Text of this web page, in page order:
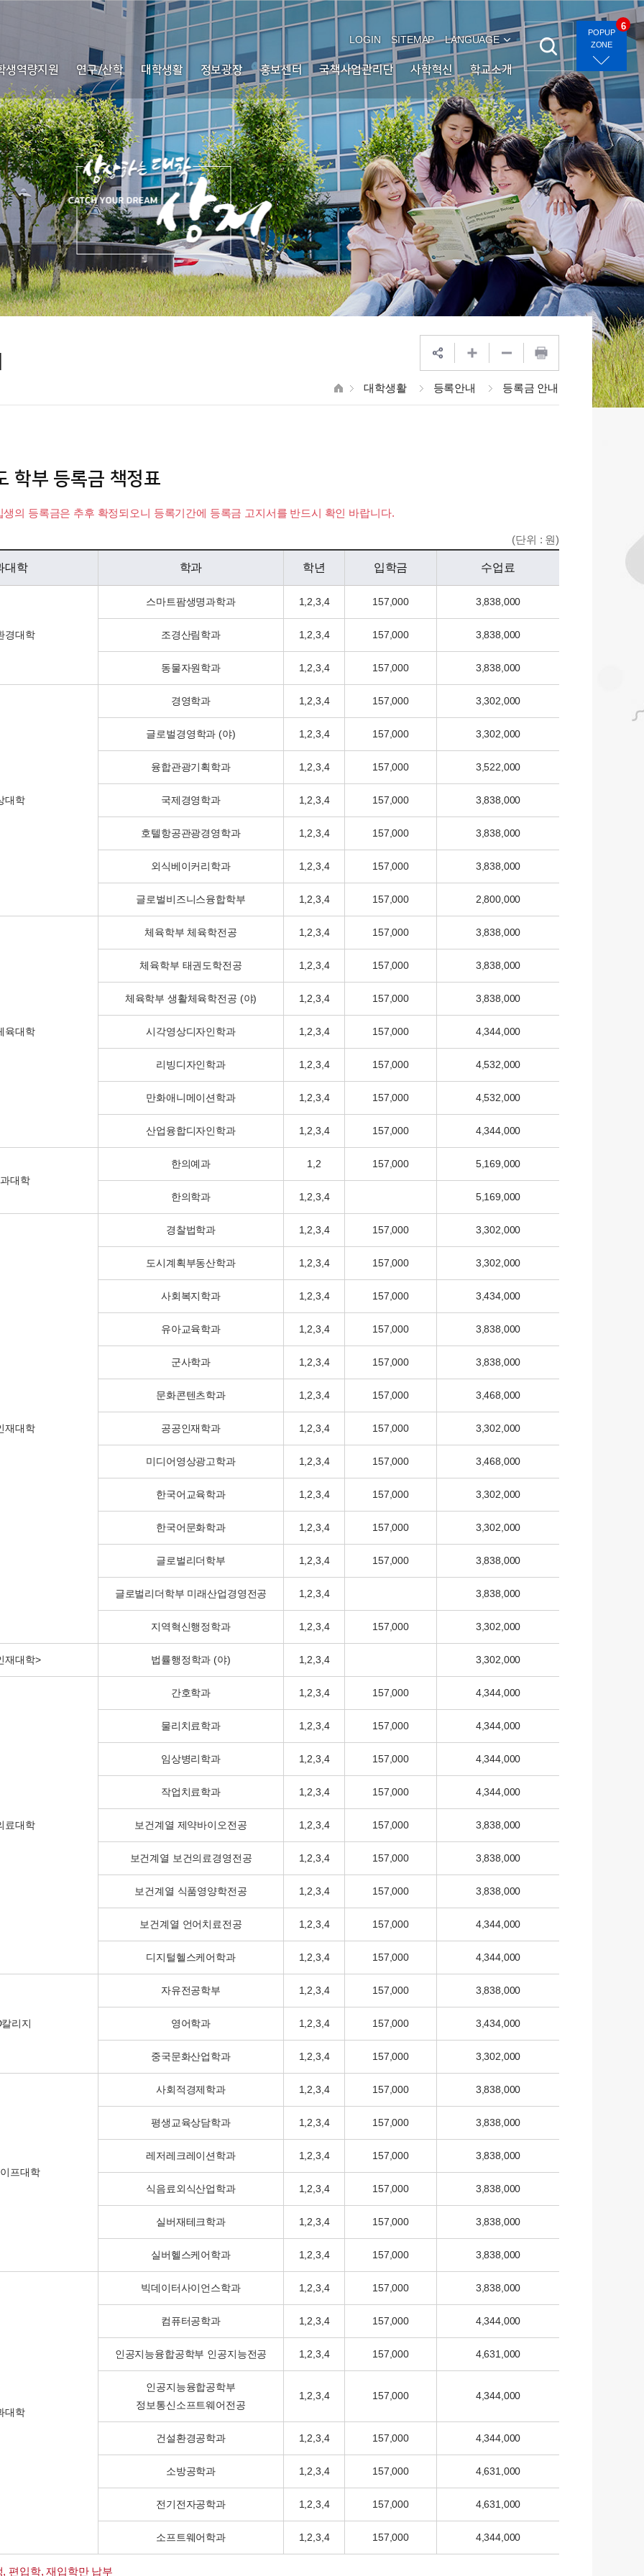
POPUP
ZONE
6
LOGIN SITEMAP LANGUAGE
생역량지원 연구/산학 대학생활 정보광장 홍보센터 국책사업관리단 사학혁신 학교소개
대학생활 등록안내 등록금 안내
학부 등록금 책정표
생의 등록금은 추후 확정되오니 등록기간에 등록금 고지서를 반드시 확인 바랍니다.
(단위 : 원)
대학 학과 학년 입학금 수업료
경대학
스마트팜생명과학과 1,2,3,4 157,000 3,838,000
조경산림학과 1,2,3,4 157,000 3,838,000
동물자원학과 1,2,3,4 157,000 3,838,000
대학
경영학과 1,2,3,4 157,000 3,302,000
글로벌경영학과 (야) 1,2,3,4 157,000 3,302,000
융합관광기획학과 1,2,3,4 157,000 3,522,000
국제경영학과 1,2,3,4 157,000 3,838,000
호텔항공관광경영학과 1,2,3,4 157,000 3,838,000
외식베이커리학과 1,2,3,4 157,000 3,838,000
글로벌비즈니스융합학부 1,2,3,4 157,000 2,800,000
육대학
체육학부 체육학전공 1,2,3,4 157,000 3,838,000
체육학부 태권도학전공 1,2,3,4 157,000 3,838,000
체육학부 생활체육학전공 (야) 1,2,3,4 157,000 3,838,000
시각영상디자인학과 1,2,3,4 157,000 4,344,000
리빙디자인학과 1,2,3,4 157,000 4,532,000
만화애니메이션학과 1,2,3,4 157,000 4,532,000
산업융합디자인학과 1,2,3,4 157,000 4,344,000
대학
한의예과 1,2 157,000 5,169,000
한의학과 1,2,3,4 5,169,000
재대학
경찰법학과 1,2,3,4 157,000 3,302,000
도시계획부동산학과 1,2,3,4 157,000 3,302,000
사회복지학과 1,2,3,4 157,000 3,434,000
유아교육학과 1,2,3,4 157,000 3,838,000
군사학과 1,2,3,4 157,000 3,838,000
문화콘텐츠학과 1,2,3,4 157,000 3,468,000
공공인재학과 1,2,3,4 157,000 3,302,000
미디어영상광고학과 1,2,3,4 157,000 3,468,000
한국어교육학과 1,2,3,4 157,000 3,302,000
한국어문화학과 1,2,3,4 157,000 3,302,000
글로벌리더학부 1,2,3,4 157,000 3,838,000
글로벌리더학부 미래산업경영전공 1,2,3,4 3,838,000
지역혁신행정학과 1,2,3,4 157,000 3,302,000
재대학> 법률행정학과 (야) 1,2,3,4 3,302,000
료대학
간호학과 1,2,3,4 157,000 4,344,000
물리치료학과 1,2,3,4 157,000 4,344,000
임상병리학과 1,2,3,4 157,000 4,344,000
작업치료학과 1,2,3,4 157,000 4,344,000
보건계열 제약바이오전공 1,2,3,4 157,000 3,838,000
보건계열 보건의료경영전공 1,2,3,4 157,000 3,838,000
보건계열 식품영양학전공 1,2,3,4 157,000 3,838,000
보건계열 언어치료전공 1,2,3,4 157,000 4,344,000
디지털헬스케어학과 1,2,3,4 157,000 4,344,000
리지
자유전공학부 1,2,3,4 157,000 3,838,000
영어학과 1,2,3,4 157,000 3,434,000
중국문화산업학과 1,2,3,4 157,000 3,302,000
프대학
사회적경제학과 1,2,3,4 157,000 3,838,000
평생교육상담학과 1,2,3,4 157,000 3,838,000
레저레크레이션학과 1,2,3,4 157,000 3,838,000
식음료외식산업학과 1,2,3,4 157,000 3,838,000
실버재테크학과 1,2,3,4 157,000 3,838,000
실버헬스케어학과 1,2,3,4 157,000 3,838,000
대학
빅데이터사이언스학과 1,2,3,4 157,000 3,838,000
컴퓨터공학과 1,2,3,4 157,000 4,344,000
인공지능융합공학부 인공지능전공 1,2,3,4 157,000 4,631,000
인공지능융합공학부
정보통신소프트웨어전공
1,2,3,4 157,000 4,344,000
건설환경공학과 1,2,3,4 157,000 4,344,000
소방공학과 1,2,3,4 157,000 4,631,000
전기전자공학과 1,2,3,4 157,000 4,631,000
소프트웨어학과 1,2,3,4 157,000 4,344,000
편입학, 재입학만 납부